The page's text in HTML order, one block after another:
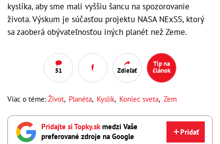
kyslíka, aby sme mali vyššiu šancu na spozorovanie
života. Výskum je súčasťou projektu NASA NExSS, ktorý
sa zaoberá obývateľnosťou iných planét než Zeme.
51 Zdieľať
Tip na
článok
Viac o téme: Život, Planéta, Kyslík, Koniec sveta, Zem
Pridajte si Topky.skmedzi Vaše
preferované zdroje na Google
Pridať